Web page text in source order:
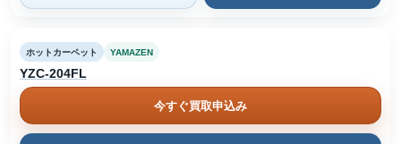
ホットカーペット YAMAZEN
YZC-204FL
今すぐ買取申込み